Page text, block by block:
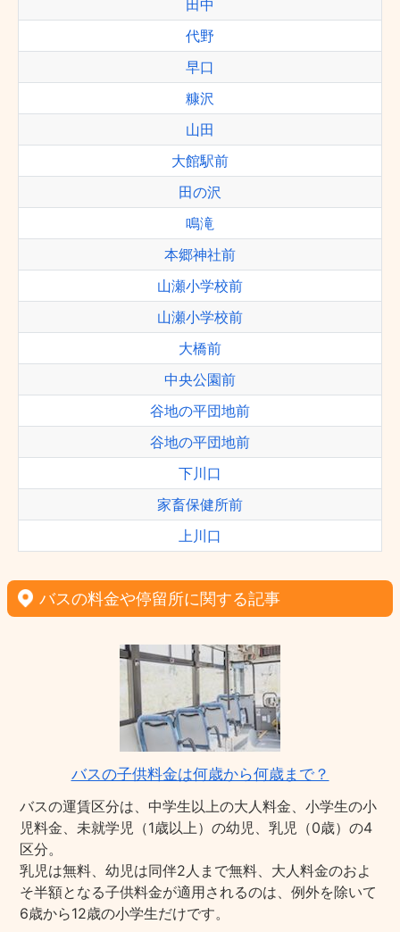
田中
代野
早口
糠沢
山田
大館駅前
田の沢
鳴滝
本郷神社前
山瀬小学校前
山瀬小学校前
大橋前
中央公園前
谷地の平団地前
谷地の平団地前
下川口
家畜保健所前
上川口
バスの料金や停留所に関する記事
バスの子供料金は何歳から何歳まで？
バスの運賃区分は、中学生以上の大人料金、小学生の小
児料金、未就学児（1歳以上）の幼児、乳児（0歳）の4
区分。
乳児は無料、幼児は同伴2人まで無料、大人料金のおよ
そ半額となる子供料金が適用されるのは、例外を除いて
6歳から12歳の小学生だけです。